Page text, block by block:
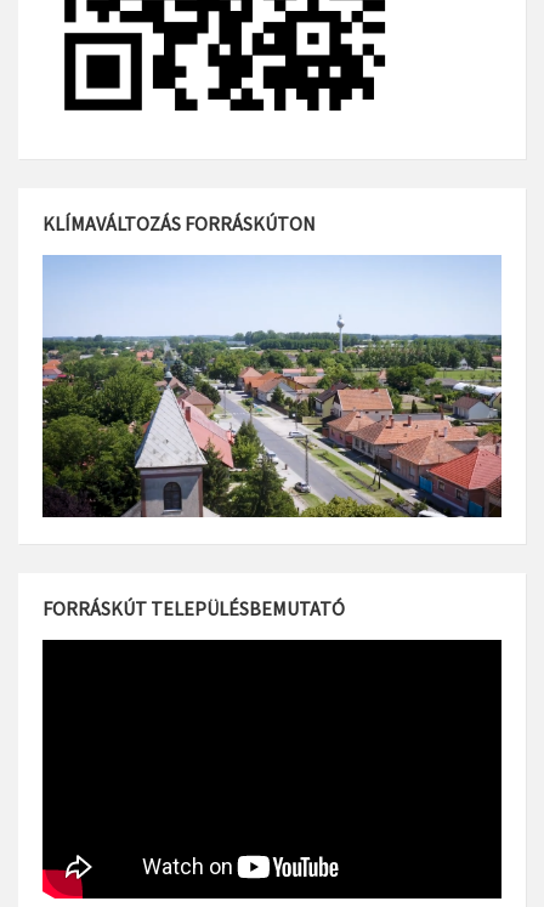
KLÍMAVÁLTOZÁS FORRÁSKÚTON
FORRÁSKÚT TELEPÜLÉSBEMUTATÓ